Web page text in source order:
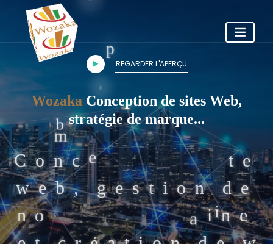
REGARDER L'APERÇU
Concept Service,
Conception de sites Web, stratégie de
marque...
n c e p t i o n s i t e
w e b , g e
s
n o m d e d o m a i n e
a